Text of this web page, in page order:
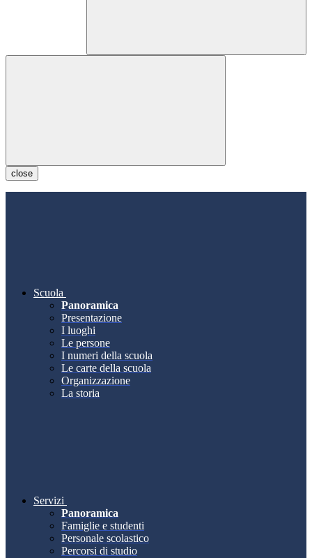
close
Scuola
Panoramica
Presentazione
I luoghi
Le persone
I numeri della scuola
Le carte della scuola
Organizzazione
La storia
Servizi
Panoramica
Famiglie e studenti
Personale scolastico
Percorsi di studio